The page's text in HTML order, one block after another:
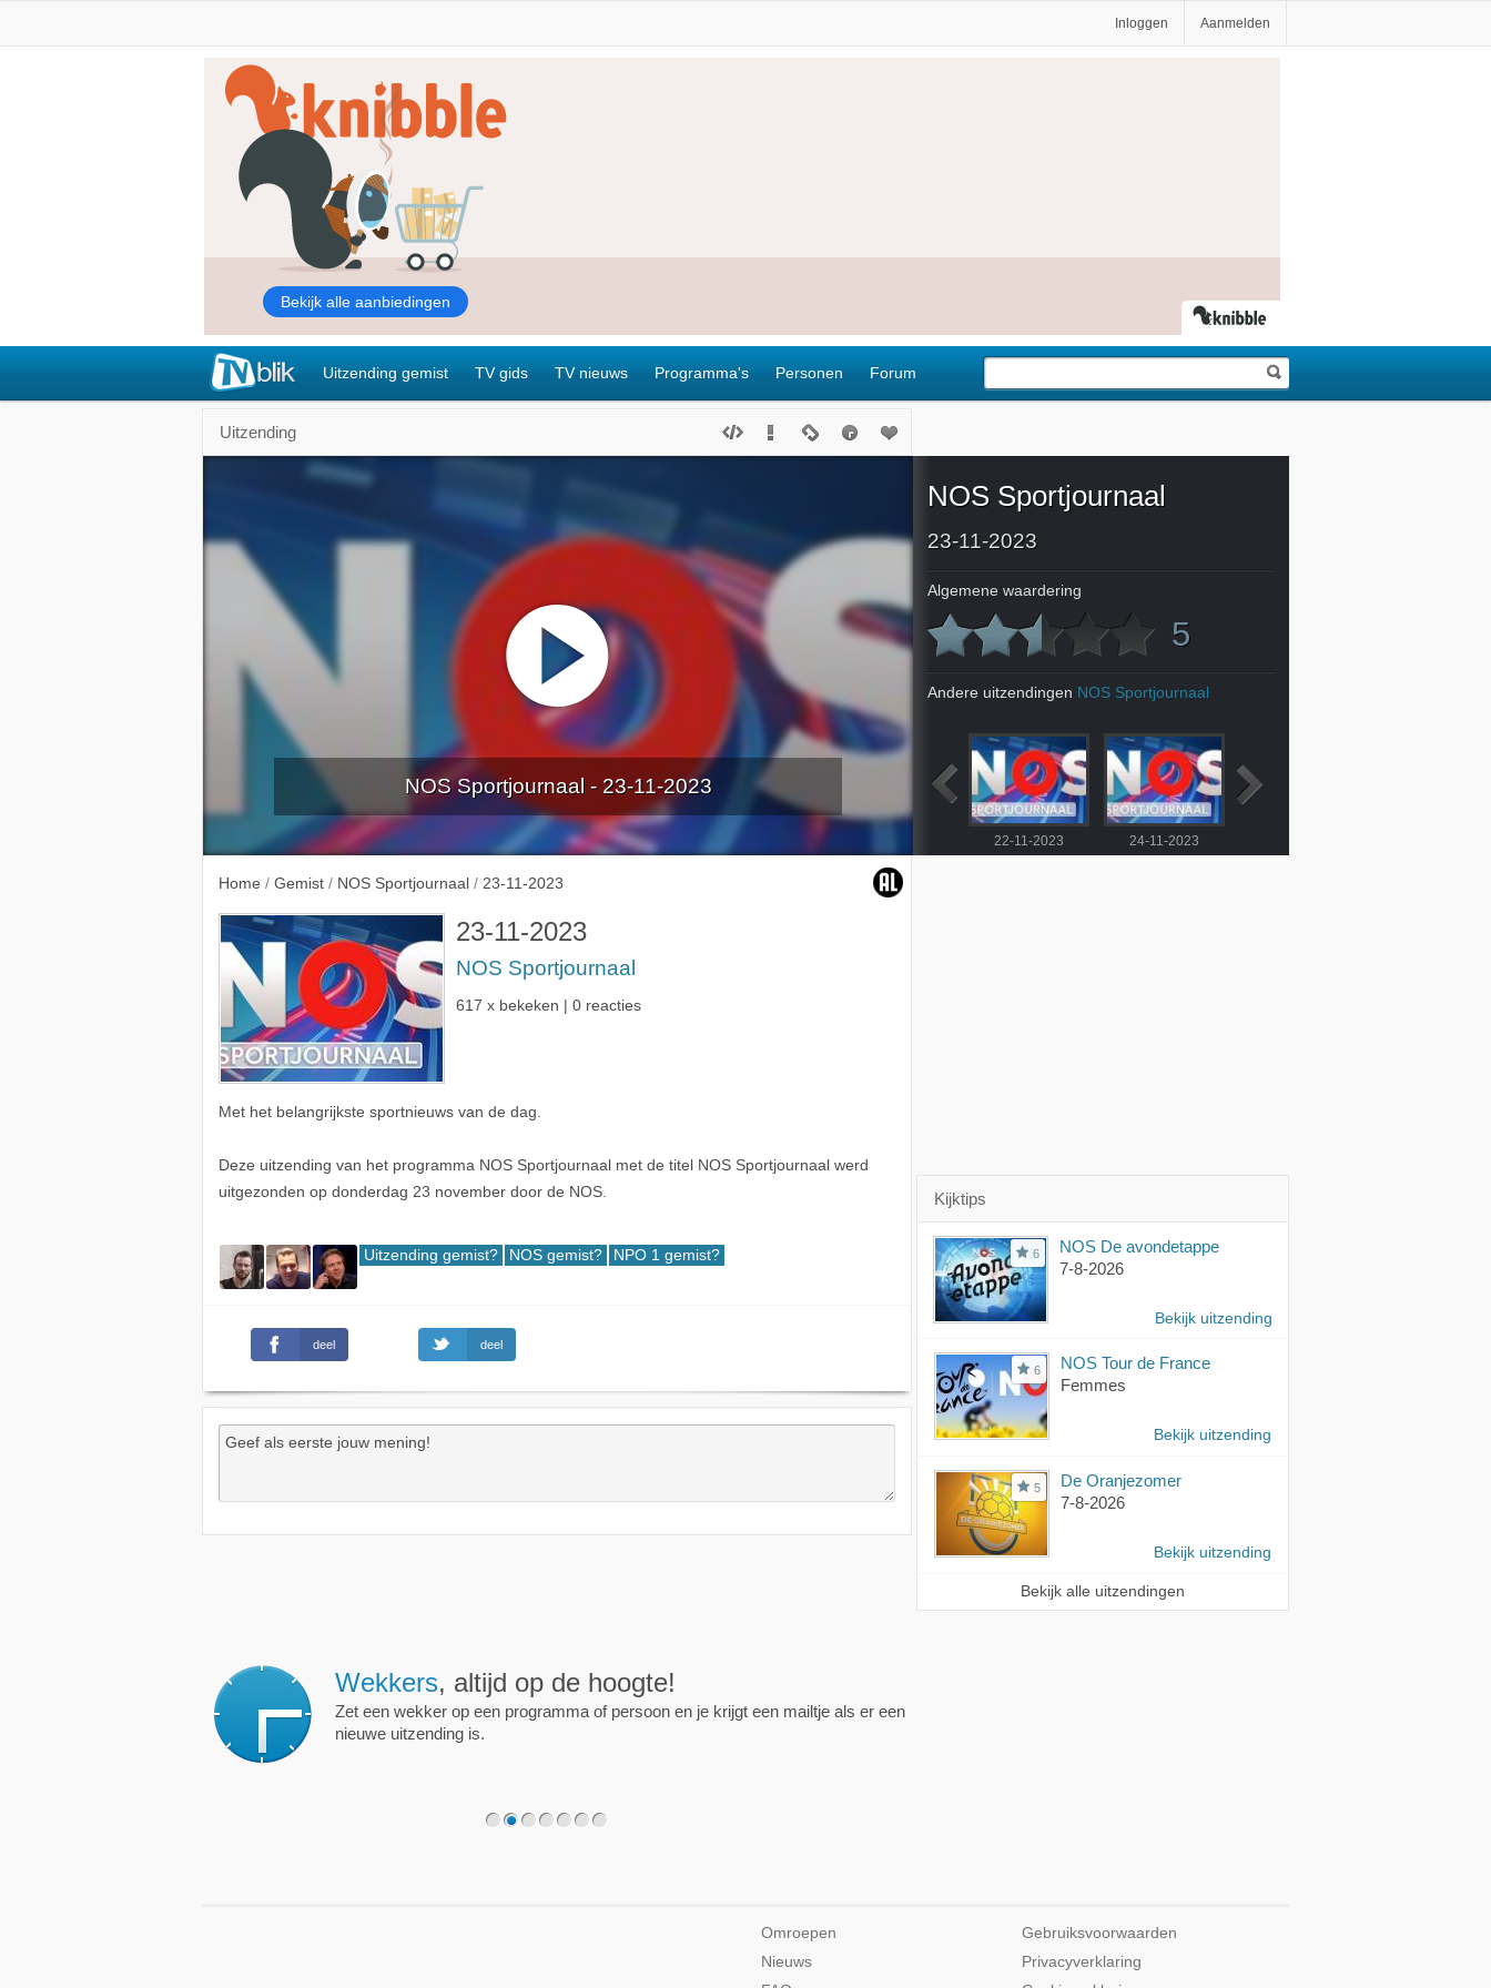
Inloggen Aanmelden
Uitzending gemist TV gids TV nieuws Programma's Personen Forum
Uitzending
NOS Sportjournaal - 23-11-2023
Home / Gemist / NOS Sportjournaal / 23-11-2023
23-11-2023
NOS Sportjournaal
617 x bekeken | 0 reacties
Met het belangrijkste sportnieuws van de dag.
Deze uitzending van het programma NOS Sportjournaal met de titel NOS Sportjournaal werd
uitgezonden op donderdag 23 november door de NOS.
Uitzending gemist? NOS gemist? NPO 1 gemist?
deel deel
NOS Sportjournaal
23-11-2023
Algemene waardering
5
Andere uitzendingen NOS Sportjournaal
16-11-2023 17-11-2023 22-11-2023 24-11-2023
Kijktips
6
NOS De avondetappe
7-8-2026
Bekijk uitzending
6
NOS Tour de France
Femmes
Bekijk uitzending
5
De Oranjezomer
7-8-2026
Bekijk uitzending
Bekijk alle uitzendingen
Wekkers, altijd op de hoogte!
Zet een wekker op een programma of persoon en je krijgt een mailtje als er een
nieuwe uitzending is.
Omroepen
Nieuws
Gebruiksvoorwaarden
Privacyverklaring